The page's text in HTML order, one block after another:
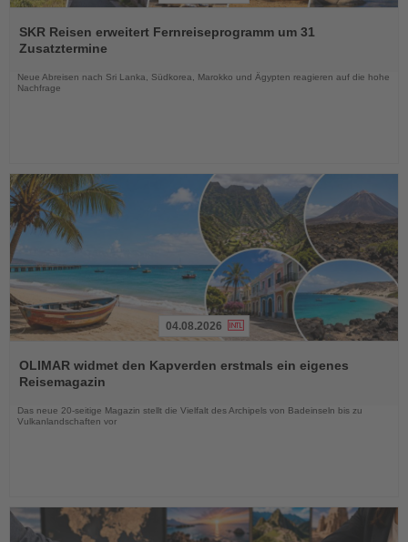
Sie
die
SKR Reisen erweitert Fernreiseprogramm um 31
Zusatztermine
Neue Abreisen nach Sri Lanka, Südkorea, Marokko und Ägypten reagieren auf die hohe
Nachfrage
Sie
die
Nachrichten
04.08.2026
OLIMAR widmet den Kapverden erstmals ein eigenes
Reisemagazin
Das neue 20-seitige Magazin stellt die Vielfalt des Archipels von Badeinseln bis zu
Vulkanlandschaften vor